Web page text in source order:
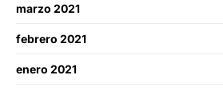
marzo 2021
febrero 2021
enero 2021